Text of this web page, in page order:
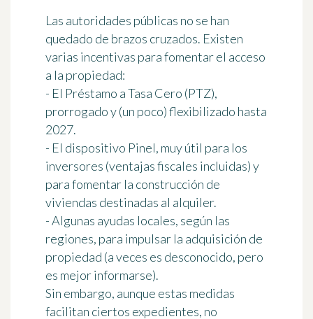
Las autoridades públicas no se han
quedado de brazos cruzados. Existen
varias incentivas para fomentar el acceso
a la propiedad:
- El Préstamo a Tasa Cero (PTZ),
prorrogado y (un poco) flexibilizado hasta
2027.
- El dispositivo Pinel, muy útil para los
inversores (ventajas fiscales incluidas) y
para fomentar la construcción de
viviendas destinadas al alquiler.
- Algunas ayudas locales, según las
regiones, para impulsar la adquisición de
propiedad (a veces es desconocido, pero
es mejor informarse).
Sin embargo, aunque estas medidas
facilitan ciertos expedientes, no